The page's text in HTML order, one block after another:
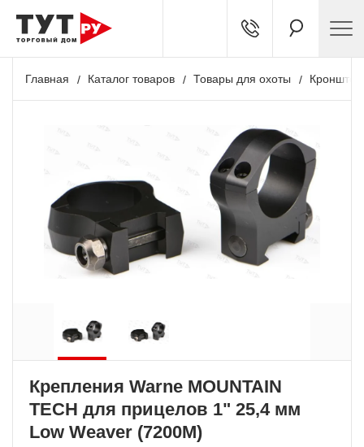
Главная Каталог товаров Товары для охоты
Крепления Warne MOUNTAIN
TECH для прицелов 1" 25,4 мм
Low Weaver (7200M)